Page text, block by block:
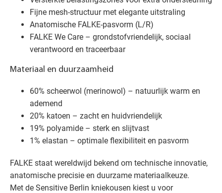
Fijne mesh-structuur met elegante uitstraling
Anatomische FALKE-pasvorm (L/R)
FALKE We Care – grondstofvriendelijk, sociaal
verantwoord en traceerbaar
Materiaal en duurzaamheid
60% scheerwol (merinowol) – natuurlijk warm en
ademend
20% katoen – zacht en huidvriendelijk
19% polyamide – sterk en slijtvast
1% elastan – optimale flexibiliteit en pasvorm
FALKE staat wereldwijd bekend om technische innovatie,
anatomische precisie en duurzame materiaalkeuze.
Met de Sensitive Berlin kniekousen kiest u voor